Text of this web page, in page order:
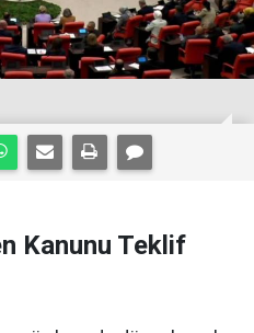
Kanunu Teklif